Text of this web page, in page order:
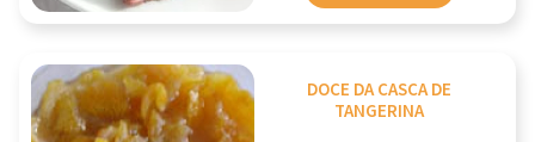
DOCE DA CASCA DE
TANGERINA